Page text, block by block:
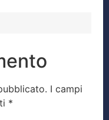
I campi
*